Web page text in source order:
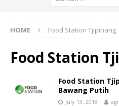
HOME Food Station Tjipinang
Food Station
Food Station
Bawang Putih
July 13, 2018